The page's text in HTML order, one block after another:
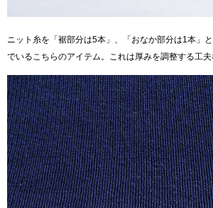
ニット糸を「裾部分は5本」、「おなか部分は1本」
でいるこちらのアイテム。これは厚みを調整する工夫